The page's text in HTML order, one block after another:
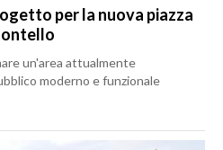
per la nuova piazza
un'area attualmente
moderno e funzionale